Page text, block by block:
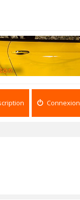
Connexion